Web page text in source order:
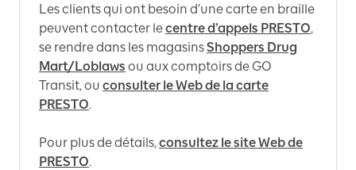
Les clients qui ont besoin d’une carte en braille
peuvent contacter lecentre d’appels PRESTO,
se rendre dans les magasinsShoppers Drug
Mart/Loblaws ou aux comptoirs de GO
Transit, ou consulter le Web de la carte
PRESTO.
Pour plus de détails,consultez le site Web de
PRESTO.